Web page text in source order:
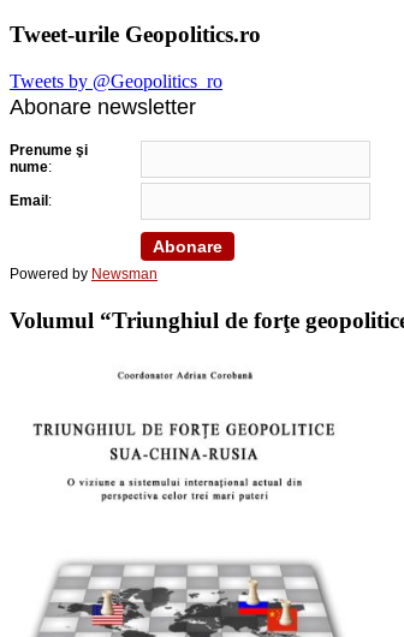
Tweet-urile Geopolitics.ro
Tweets by @Geopolitics_ro
Abonare newsletter
Prenume şi
nume:
Email :
Powered by Newsman
Volumul “Triunghiul de forţe